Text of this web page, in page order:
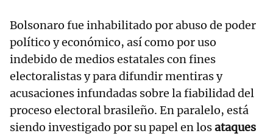
Bolsonaro fue inhabilitado por abuso de poder
político y económico, así como por uso
indebido de medios estatales con fines
electoralistas y para difundir mentiras y
acusaciones infundadas sobre la fiabilidad del
proceso electoral brasileño. En paralelo, está
siendo investigado por su papel en losataques